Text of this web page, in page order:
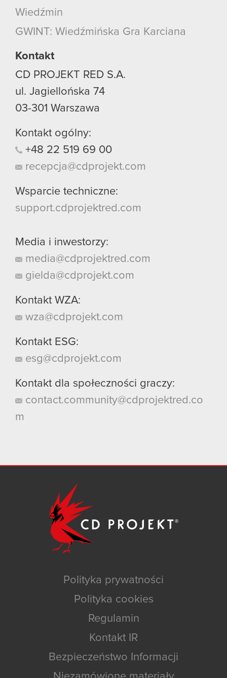
Wiedźmin
GWINT: Wiedźmińska Gra Karciana
Kontakt
CD PROJEKT RED S.A.
ul. Jagiellońska 74
03-301 Warszawa
Kontakt ogólny:
+48 22 519 69 00
recepcja@cdprojekt.com
Wsparcie techniczne:
support.cdprojektred.com
Media i inwestorzy:
media@cdprojektred.com
gielda@cdprojekt.com
Kontakt WZA:
wza@cdprojekt.com
Kontakt ESG:
esg@cdprojekt.com
Kontakt dla społeczności graczy:
contact.community@cdprojektred.co
m
Polityka prywatności
Polityka cookies
Regulamin
Kontakt IR
Bezpieczeństwo Informacji